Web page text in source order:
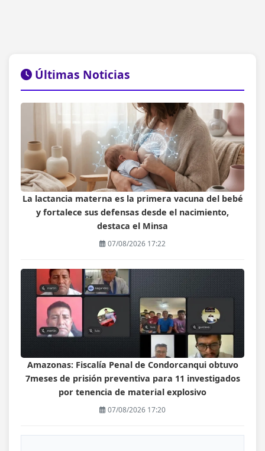
Últimas Noticias
La lactancia materna es la primera vacuna del bebé
y fortalece sus defensas desde el nacimiento,
destaca el Minsa
07/08/2026 17:22
Amazonas: Fiscalía Penal de Condorcanqui obtuvo
7meses de prisión preventiva para 11 investigados
por tenencia de material explosivo
07/08/2026 17:20